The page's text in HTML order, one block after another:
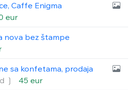
Caffe Enigma
eur
nova bez štampe
sa konfetama, prodaja
❳ 45 eur